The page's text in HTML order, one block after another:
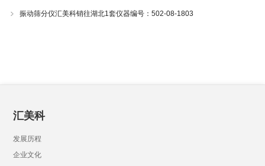
采购协议
振动筛分仪汇美科销往湖北1套仪器编号：502-08-1803
汇美科
发展历程
企业文化